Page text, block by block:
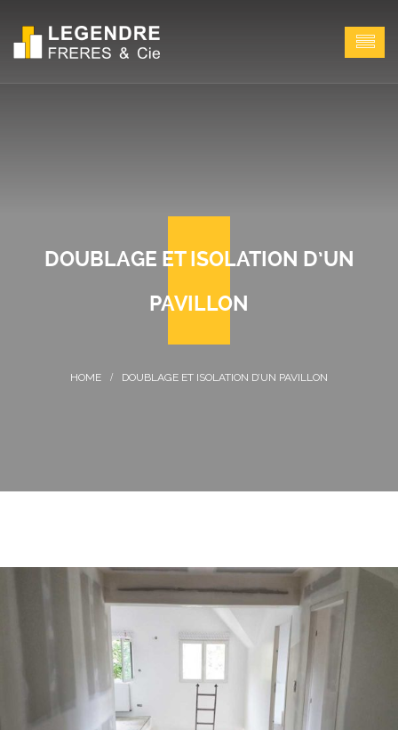
DOUBLAGE ET ISOLATION D’UN
PAVILLON
DOUBLAGE ET ISOLATION D’UN PAVILLON